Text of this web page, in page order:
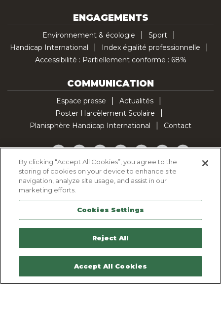
ENGAGEMENTS
Environnement & écologie
Sport
Handicap International
Index égalité professionnelle
Accessibilité : Partiellement conforme : 68%
COMMUNICATION
Espace presse
Actualités
Poster Harcèlement Scolaire
Planisphère Handicap International
Contact
Facebook
TwitterYouTubePinterestInstagramLinkedInTikTok
Politique d'utilisation des cookies
Politique de confidentialité
Mentions légales
Plan du site
Contactez-nous
By clicking “Accept All Cookies”, you agree to the
storing of cookies on your device to enhance site
navigation, analyze site usage, and assist in our
marketing efforts.
Cookies Settings
Reject All
Accept All Cookies